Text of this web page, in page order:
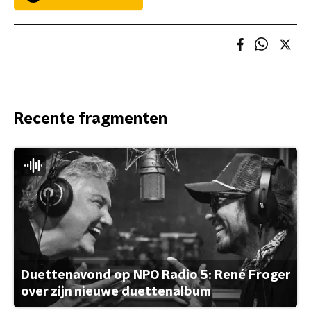
Recente fragmenten
Duettenavond op NPO Radio 5: René Froger
over zijn nieuwe duettenalbum